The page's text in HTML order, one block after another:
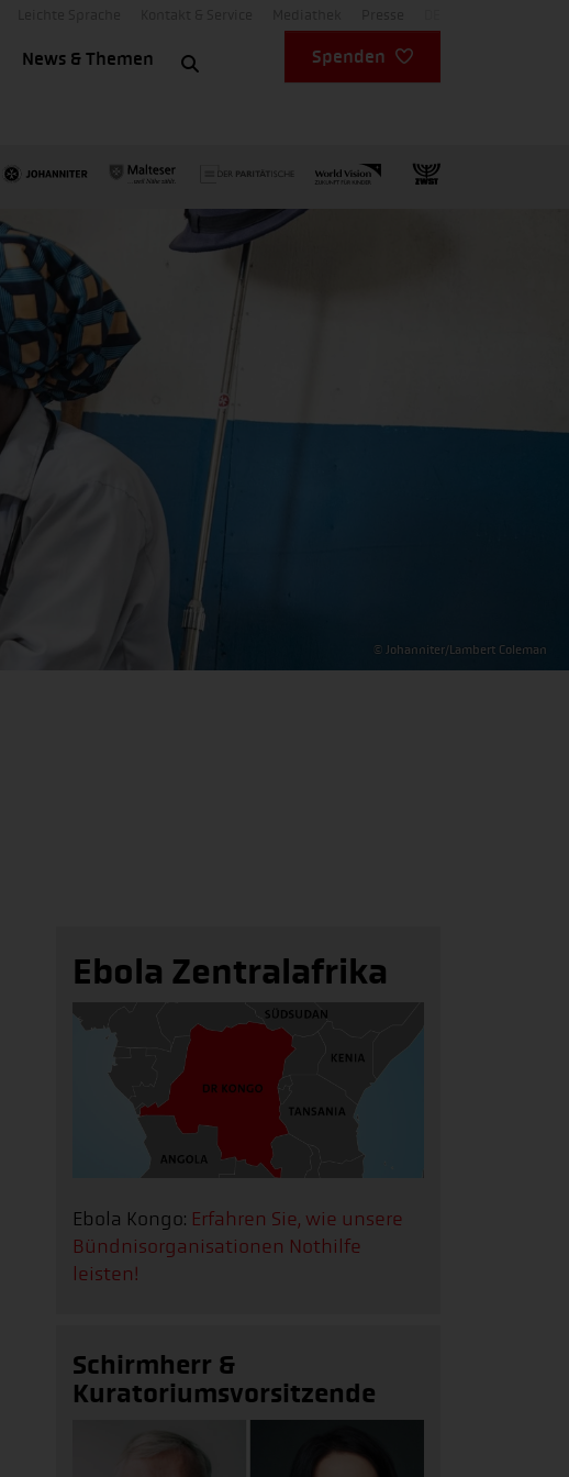
News & Themen Spenden
© Johanniter/Lambert Coleman
Ebola Zentralafrika
Ebola Kongo: Erfahren Sie, wie unsere
Bündnisorganisationen Nothilfe
leisten!
Schirmherr &
Kuratoriumsvorsitzende